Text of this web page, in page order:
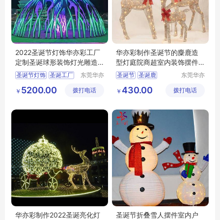
2022圣诞节灯饰华亦彩工厂
定制圣诞球形装饰灯光雕造
型灯led彩灯
圣诞节灯饰 圣诞工厂
圣诞节装饰品
东莞华亦
艺有限公
￥ 5200.00 拨打电话
华亦彩制作圣诞节的麋鹿造
型灯庭院商超室内装饰摆件
折叠鹿子灯饰
圣诞节 圣诞鹿
圣诞灯饰
东莞华亦
艺有限公
￥ 430.00 拨打电话
华亦彩制作2022圣诞亮化灯 圣诞节折叠雪人摆件室内户